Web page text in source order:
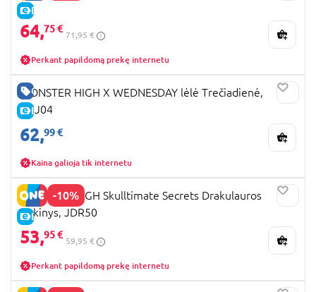
E-KAINA
64,75 €
71,95 €
Perkant papildomą prekę internetu
GERA KAINA
E-KAINA
MONSTER HIGH X WEDNESDAY lėlė Trečiadienė,
HXJ04
62,99 €
Kaina galioja tik internetu
-10%
E-KAINA
MONSTER HIGH Skulltimate Secrets Drakulauros
rinkinys, JDR50
53,95 €
59,95 €
Perkant papildomą prekę internetu